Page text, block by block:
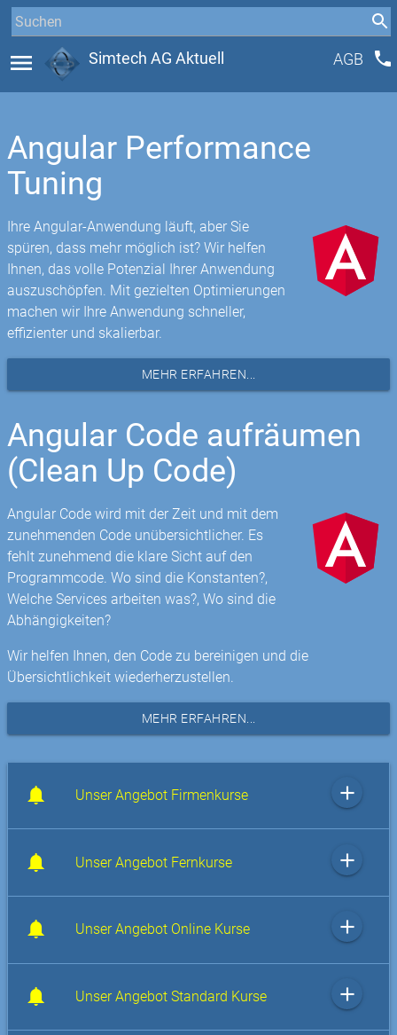
menu Simtech AG Aktuell AGB phone
Angular Performance
Tuning
Ihre Angular-Anwendung läuft, aber Sie
spüren, dass mehr möglich ist? Wir helfen
Ihnen, das volle Potenzial Ihrer Anwendung
auszuschöpfen. Mit gezielten Optimierungen
machen wir Ihre Anwendung schneller,
effizienter und skalierbar.
MEHR ERFAHREN...
Angular Code aufräumen
(Clean Up Code)
Angular Code wird mit der Zeit und mit dem
zunehmenden Code unübersichtlicher. Es
fehlt zunehmend die klare Sicht auf den
Programmcode. Wo sind die Konstanten?,
Welche Services arbeiten was?, Wo sind die
Abhängigkeiten?
Wir helfen Ihnen, den Code zu bereinigen und die
Übersichtlichkeit wiederherzustellen.
MEHR ERFAHREN...
Unser Angebot Firmenkurse add
Unser Angebot Fernkurse add
Unser Angebot Online Kurse add
Unser Angebot Standard Kurse add